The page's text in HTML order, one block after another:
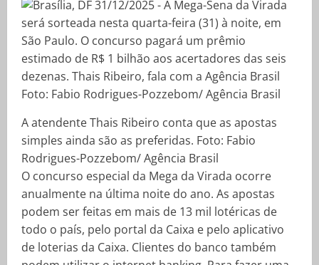
A atendente Thais Ribeiro conta que as apostas
simples ainda são as preferidas. Foto: Fabio
Rodrigues-Pozzebom/ Agência Brasil
O concurso especial da Mega da Virada ocorre
anualmente na última noite do ano. As apostas
podem ser feitas em mais de 13 mil lotéricas de
todo o país, pelo portal da Caixa e pelo aplicativo
de loterias da Caixa. Clientes do banco também